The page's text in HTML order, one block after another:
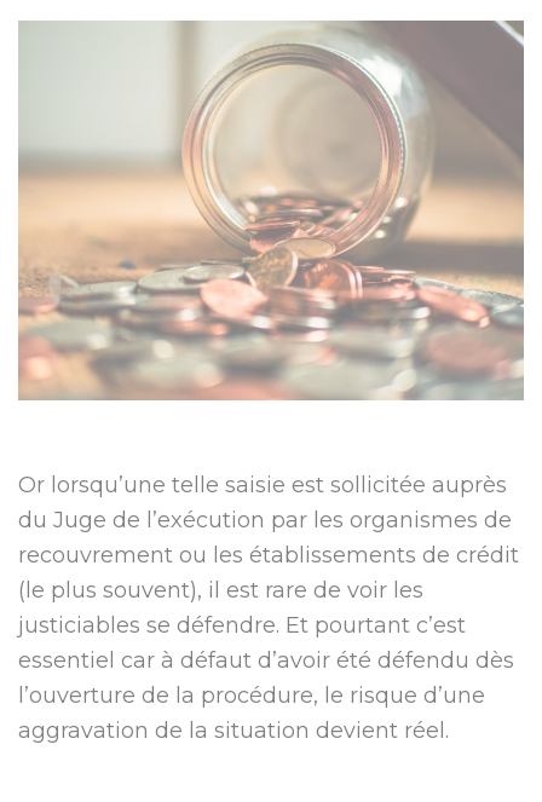
Or lorsqu’une telle saisie est sollicitée auprès
du Juge de l’exécution par les organismes de
recouvrement ou les établissements de crédit
(le plus souvent), il est rare de voir les
justiciables se défendre. Et pourtant c’est
essentiel car à défaut d’avoir été défendu dès
l’ouverture de la procédure, le risque d’une
aggravation de la situation devient réel.